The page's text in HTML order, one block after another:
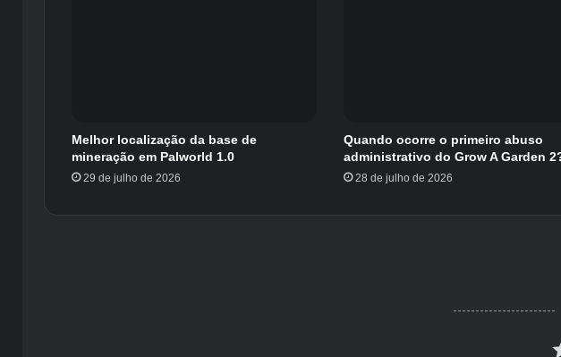
Melhor localização da base de
mineração em Palworld 1.0
29 de julho de 2026
Quando ocorre o primeiro abuso
administrativo do Grow A Garden
28 de julho de 2026